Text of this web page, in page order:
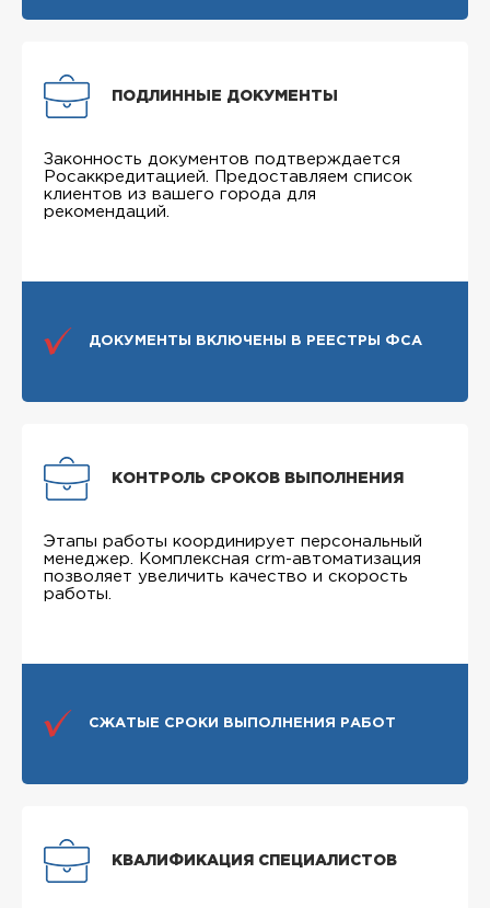
ПОДЛИННЫЕ ДОКУМЕНТЫ
Законность документов подтверждается
Росаккредитацией. Предоставляем список
клиентов из вашего города для
рекомендаций.
ДОКУМЕНТЫ ВКЛЮЧЕНЫ В РЕЕСТРЫ ФСА
КОНТРОЛЬ СРОКОВ ВЫПОЛНЕНИЯ
Этапы работы координирует персональный
менеджер. Комплексная crm-автоматизация
позволяет увеличить качество и скорость
работы.
СЖАТЫЕ СРОКИ ВЫПОЛНЕНИЯ РАБОТ
КВАЛИФИКАЦИЯ СПЕЦИАЛИСТОВ